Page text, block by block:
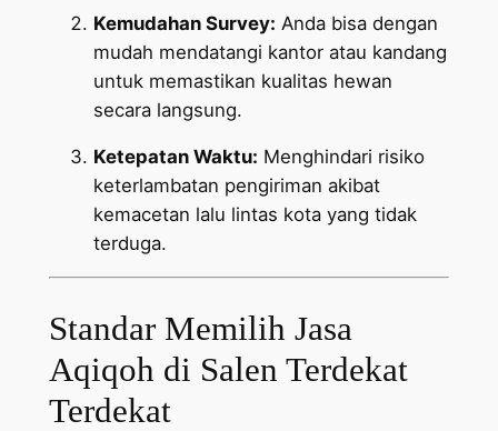
Kemudahan Survey: Anda bisa dengan
mudah mendatangi kantor atau kandang
untuk memastikan kualitas hewan
secara langsung.
Ketepatan Waktu: Menghindari risiko
keterlambatan pengiriman akibat
kemacetan lalu lintas kota yang tidak
terduga.
Standar Memilih Jasa
Aqiqoh di Salen Terdekat
Terdekat